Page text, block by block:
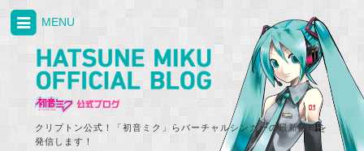
クリプトン公式！「初音ミク」らバーチャルシンガーの最新情報を
発信します！
MENU